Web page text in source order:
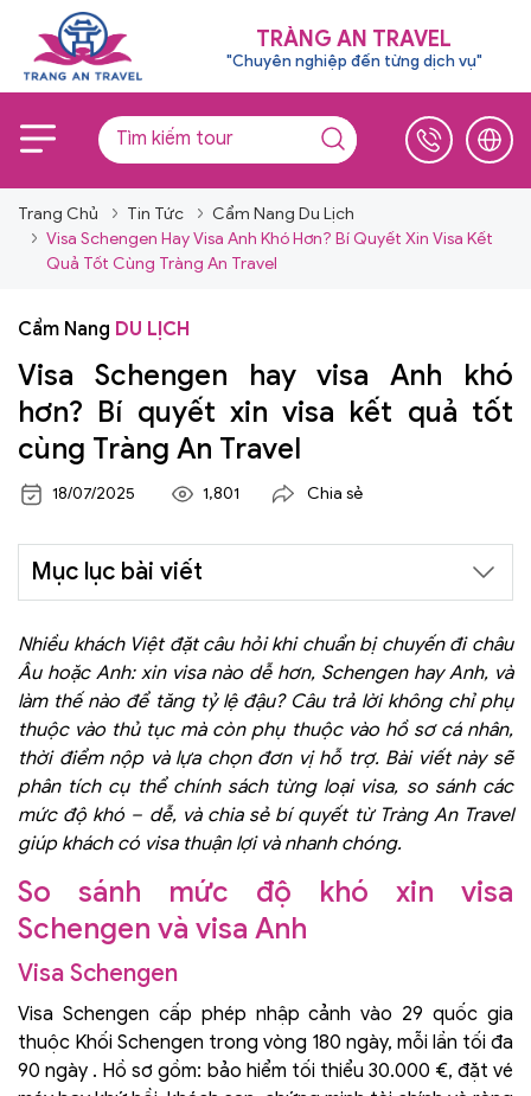
TRÀNG AN TRAVEL
"Chuyên nghiệp đến từng dịch vụ"
Trang Chủ Tin Tức
Cẩm Nang Du Lịch
Visa Schengen Hay Visa Anh Khó Hơn? Bí Quyết Xin Visa Kết
Quả Tốt Cùng Tràng An Travel
Cẩm Nang DU LỊCH
Visa Schengen hay visa Anh khó
hơn? Bí quyết xin visa kết quả tốt
cùng Tràng An Travel
18/07/2025 1,801 Chia sẻ
Mục lục bài viết
Nhiều khách Việt đặt câu hỏi khi chuẩn bị chuyến đi châu
Âu hoặc Anh: xin visa nào dễ hơn, Schengen hay Anh, và
làm thế nào để tăng tỷ lệ đậu? Câu trả lời không chỉ phụ
thuộc vào thủ tục mà còn phụ thuộc vào hồ sơ cá nhân,
thời điểm nộp và lựa chọn đơn vị hỗ trợ. Bài viết này sẽ
phân tích cụ thể chính sách từng loại visa, so sánh các
mức độ khó – dễ, và chia sẻ bí quyết từ Tràng An Travel
giúp khách có visa thuận lợi và nhanh chóng.
So sánh mức độ khó xin visa
Schengen và visa Anh
Visa Schengen
Visa Schengen cấp phép nhập cảnh vào 29 quốc gia
thuộc Khối Schengen trong vòng 180 ngày, mỗi lần tối đa
90 ngày . Hồ sơ gồm: bảo hiểm tối thiểu 30.000 €, đặt vé